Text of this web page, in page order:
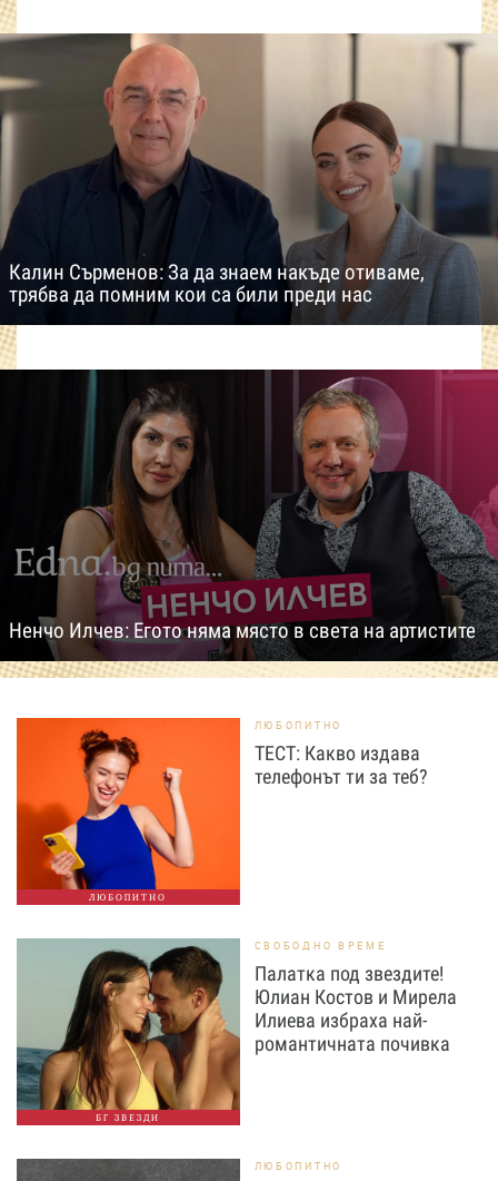
Калин Сърменов: За да знаем накъде отиваме,
трябва да помним кои са били преди нас
Ненчо Илчев: Егото няма място в света на артистите
ЛЮБОПИТНО
ЛЮБОПИТНО
ТЕСТ: Какво издава
телефонът ти за теб?
БГ ЗВЕЗДИ
СВОБОДНО ВРЕМЕ
Палатка под звездите!
Юлиан Костов и Мирела
Илиева избраха най-
романтичната почивка
ЛЮБОПИТНО